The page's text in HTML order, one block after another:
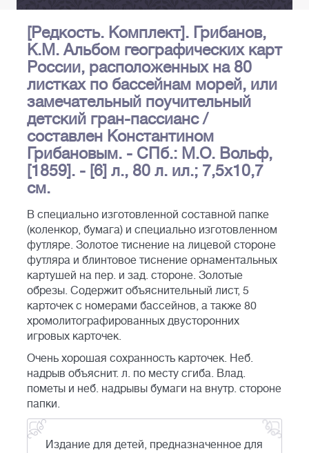
[Редкость. Комплект]. Грибанов,
К.М. Альбом географических карт
России, расположенных на 80
листках по бассейнам морей, или
замечательный поучительный
детский гран-пассианс /
составлен Константином
Грибановым. - СПб.: М.О. Вольф,
[1859]. - [6] л., 80 л. ил.; 7,5х10,7
см.
В специально изготовленной составной папке
(коленкор, бумага) и специально изготовленном
футляре. Золотое тиснение на лицевой стороне
футляра и блинтовое тиснение орнаментальных
картушей на пер. и зад. стороне. Золотые
обрезы. Содержит объяснительный лист, 5
карточек с номерами бассейнов, а также 80
хромолитографированных двусторонних
игровых карточек.
Очень хорошая сохранность карточек. Неб.
надрыв объяснит. л. по месту сгиба. Влад.
пометы и неб. надрывы бумаги на внутр. стороне
папки.
Издание для детей, предназначенное для